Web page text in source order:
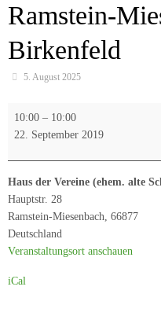
Ramstein-
Birkenfeld
5. August 2025
SC
Ramstein-
Miesenbach
2
-
SF
10:00 – 10:00
22. September 2019
Haus der Vereine (ehem. alte
Hauptstr. 28
Ramstein-Miesenbach, 66877
Deutschland
Veranstaltungsort anschauen
iCal